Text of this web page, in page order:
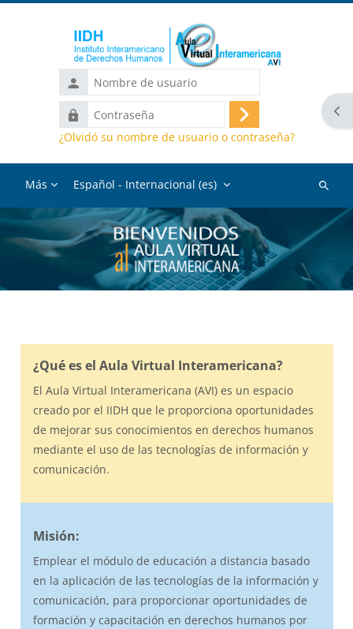
Nombre
de
usuario
Contraseña
Acceder
¿Olvidó su nombre de usuario o contraseña?
Más Español - Internacional ‎(es)‎
Buscar
cursos
¿Qué es el Aula Virtual Interamericana?
El Aula Virtual Interamericana (AVI) es un espacio
creado por el IIDH que le proporciona oportunidades
de mejorar sus conocimientos en derechos humanos
mediante el uso de las tecnologías de información y
comunicación.
Misión:
Emplear el módulo de educación a distancia basado
en la aplicación de las tecnologías de la información y
comunicación, para proporcionar oportunidades de
formación y capacitación en derechos humanos por